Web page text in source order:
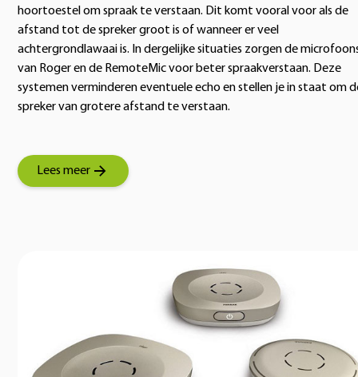
hoortoestel om spraak te verstaan. Dit komt vooral voor als de
afstand tot de spreker groot is of wanneer er veel
achtergrondlawaai is. In dergelijke situaties zorgen de
van Roger en de RemoteMic voor beter spraakverstaan. Deze
systemen verminderen eventuele echo en stellen je in staat om
spreker van grotere afstand te verstaan.
Lees meer